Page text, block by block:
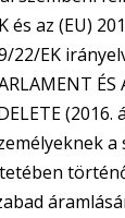
és az (EU)
22/EK
ÉS
(2016.
a